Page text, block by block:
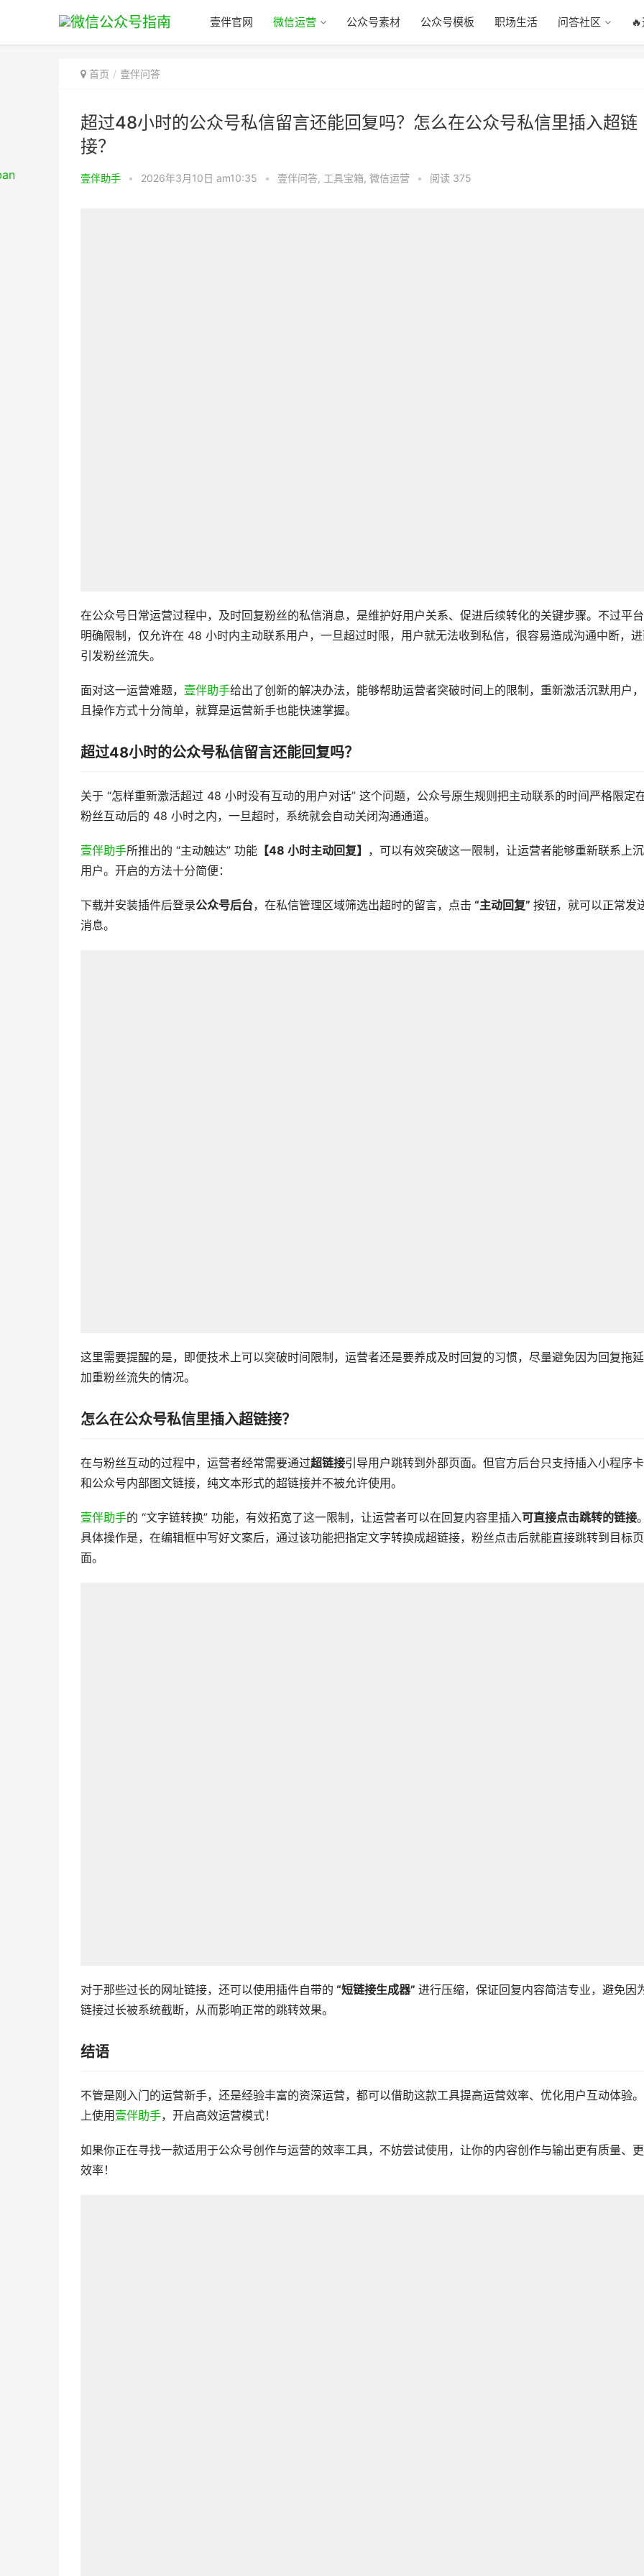
壹伴官网 微信运营 公众号素材 公众号模板 职场生活 问答社区
首页 壹伴问答
超过48小时的公众号私信留言还能回复吗？怎么在公众号私信里插入超链
接？
壹伴助手 • 2026年3月10日 am10:35 • 壹伴问答, 工具宝箱, 微信运营 • 阅读 375
在公众号日常运营过程中，及时回复粉丝的私信消息，是维护好用户关系、促进后续转化的关键步骤。不过平
明确限制，仅允许在 48 小时内主动联系用户，一旦超过时限，用户就无法收到私信，很容易造成沟通中断，
引发粉丝流失。
面对这一运营难题， 壹伴助手给出了创新的解决办法，能够帮助运营者突破时间上的限制，重新激活沉默用户
且操作方式十分简单，就算是运营新手也能快速掌握。
超过48小时的公众号私信留言还能回复吗？
关于 “怎样重新激活超过 48 小时没有互动的用户对话” 这个问题，公众号原生规则把主动联系的时间严格限定
粉丝互动后的 48 小时之内，一旦超时，系统就会自动关闭沟通通道。
壹伴助手所推出的 “主动触达” 功能 【48 小时主动回复】
，可以有效突破这一限制，让运营者能够重新联系上
用户。开启的方法十分简便：
下载并安装插件后登录公众号后台，在私信管理区域筛选出超时的留言，点击 “主动回复” 按钮，就可以正常发
消息。
这里需要提醒的是，即便技术上可以突破时间限制，运营者还是要养成及时回复的习惯，尽量避免因为回复拖
加重粉丝流失的情况。
怎么在公众号私信里插入超链接？
在与粉丝互动的过程中，运营者经常需要通过超链接引导用户跳转到外部页面。但官方后台只支持插入小程序
和公众号内部图文链接，纯文本形式的超链接并不被允许使用。
壹伴助手的 “文字链转换” 功能，有效拓宽了这一限制，让运营者可以在回复内容里插入可直接点击跳转的链接。
具体操作是，在编辑框中写好文案后，通过该功能把指定文字转换成超链接，粉丝点击后就能直接跳转到目标页
面。
对于那些过长的网址链接，还可以使用插件自带的 “短链接生成器” 进行压缩，保证回复内容简洁专业，避免因
链接过长被系统截断，从而影响正常的跳转效果。
结语
不管是刚入门的运营新手，还是经验丰富的资深运营，都可以借助这款工具提高运营效率、优化用户互动体验
上使用 壹伴助手，开启高效运营模式！
如果你正在寻找一款适用于公众号创作与运营的效率工具，不妨尝试使用，让你的内容创作与输出更有质量、
效率！